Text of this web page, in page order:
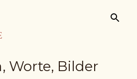
Worte, Bilder